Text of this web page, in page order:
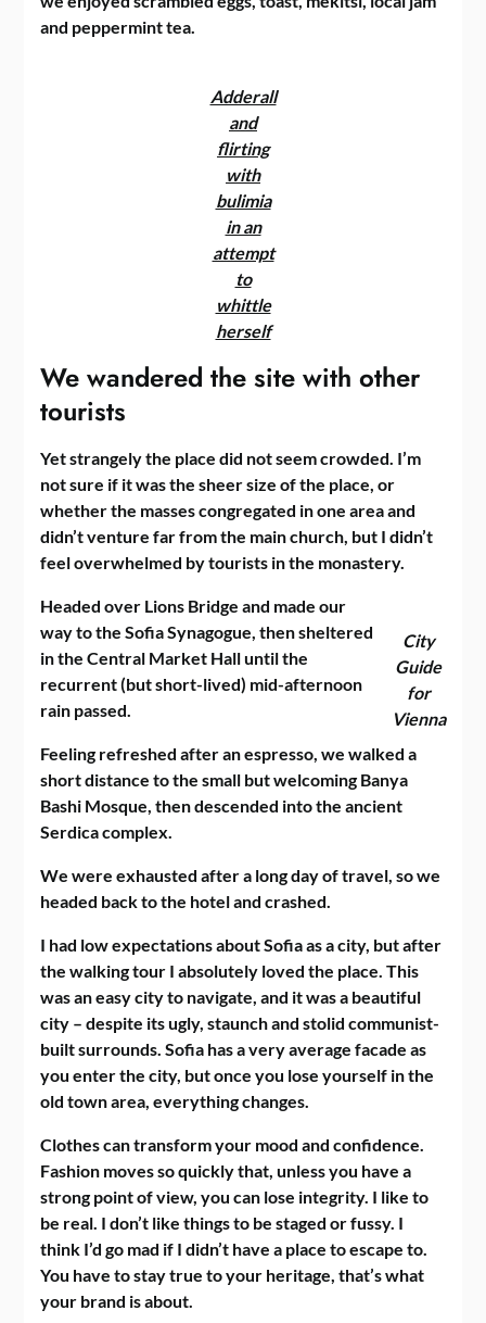
and peppermint tea.
Adderall
and
flirting
with
bulimia
in an
attempt
to
whittle
herself
We wandered the site with other
tourists
Yet strangely the place did not seem crowded. I’m
not sure if it was the sheer size of the place, or
whether the masses congregated in one area and
didn’t venture far from the main church, but I didn’t
feel overwhelmed by tourists in the monastery.
City
Guide
for
Vienna
Headed over Lions Bridge and made our
way to the Sofia Synagogue, then sheltered
in the Central Market Hall until the
recurrent (but short-lived) mid-afternoon
rain passed.
Feeling refreshed after an espresso, we walked a
short distance to the small but welcoming Banya
Bashi Mosque, then descended into the ancient
Serdica complex.
We were exhausted after a long day of travel, so we
headed back to the hotel and crashed.
I had low expectations about Sofia as a city, but after
the walking tour I absolutely loved the place. This
was an easy city to navigate, and it was a beautiful
city – despite its ugly, staunch and stolid communist-
built surrounds. Sofia has a very average facade as
you enter the city, but once you lose yourself in the
old town area, everything changes.
Clothes can transform your mood and confidence.
Fashion moves so quickly that, unless you have a
strong point of view, you can lose integrity. I like to
be real. I don’t like things to be staged or fussy. I
think I’d go mad if I didn’t have a place to escape to.
You have to stay true to your heritage, that’s what
your brand is about.